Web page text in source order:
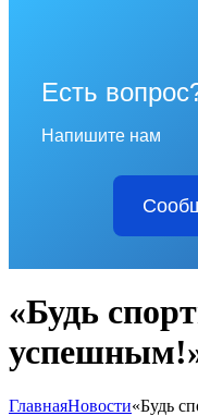
Есть
Напишите нам
«Будь
ГлавнаяНовости«Будь